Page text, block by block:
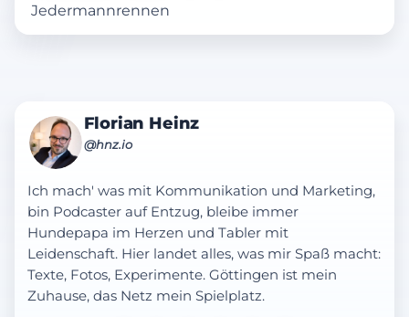
Jedermannrennen
Florian Heinz
@hnz.io
Ich mach' was mit Kommunikation und Marketing,
bin Podcaster auf Entzug, bleibe immer
Hundepapa im Herzen und Tabler mit
Leidenschaft. Hier landet alles, was mir Spaß macht:
Texte, Fotos, Experimente. Göttingen ist mein
Zuhause, das Netz mein Spielplatz.